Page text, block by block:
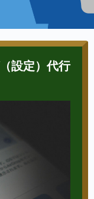
設定）代行